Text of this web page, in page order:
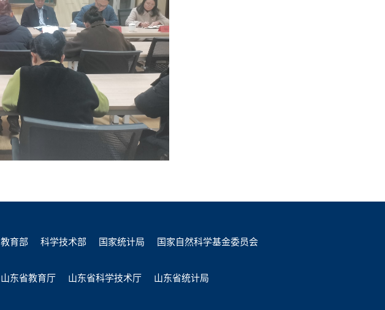
教育部 科学技术部 国家统计局 国家自然科学基金委员会
山东省教育厅 山东省科学技术厅 山东省统计局